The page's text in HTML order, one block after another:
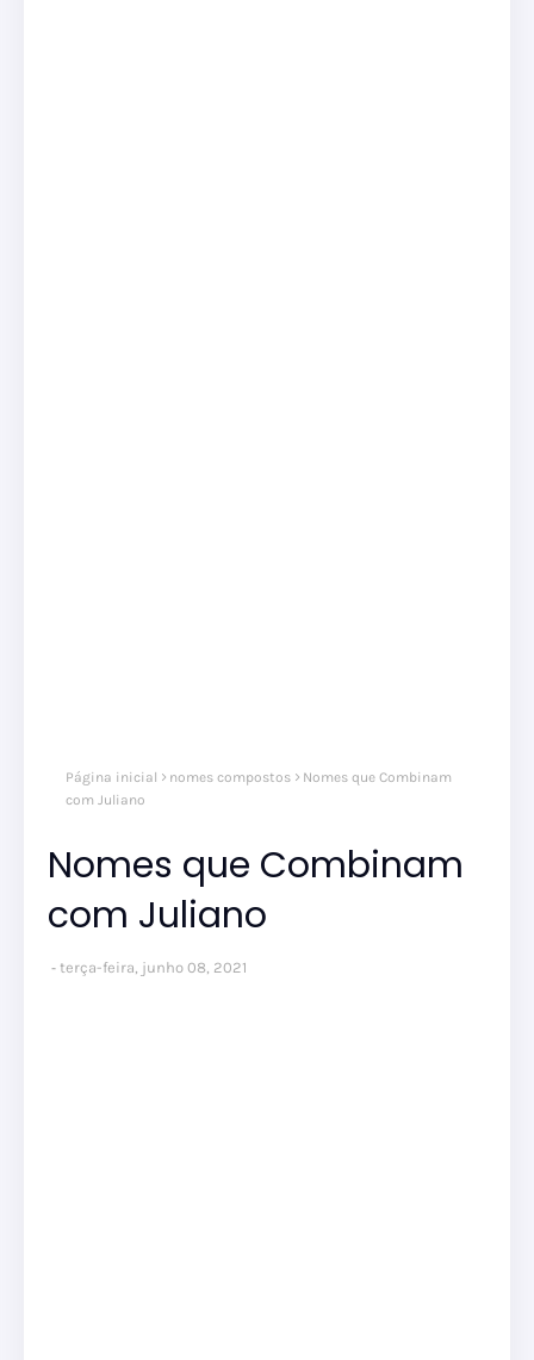
Página inicial nomes compostos
Nomes que Combinam
com Juliano
Nomes que Combinam
com Juliano
terça-feira, junho 08, 2021